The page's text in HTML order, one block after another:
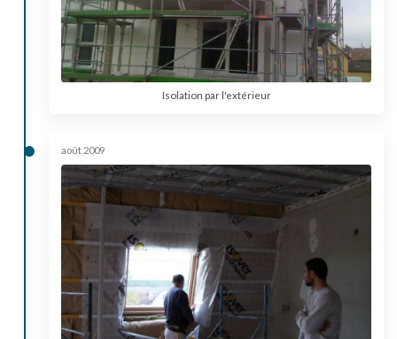
Isolation par l'extérieur
août 2009